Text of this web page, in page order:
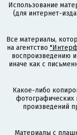
Использование
(для интернет-
Все материалы,
на агентство
воспроизведению
иначе как с
Какое-либо
фотографических
произведений
Материалы с